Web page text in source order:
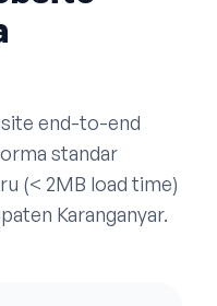
end-to-end
standar
(< 2MB load time)
Karanganyar.